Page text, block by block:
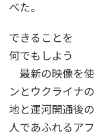
べた。
できることを
何でもしよう
最新の映像を
ンとウクライナ
地と運河開通後
人であふれるア